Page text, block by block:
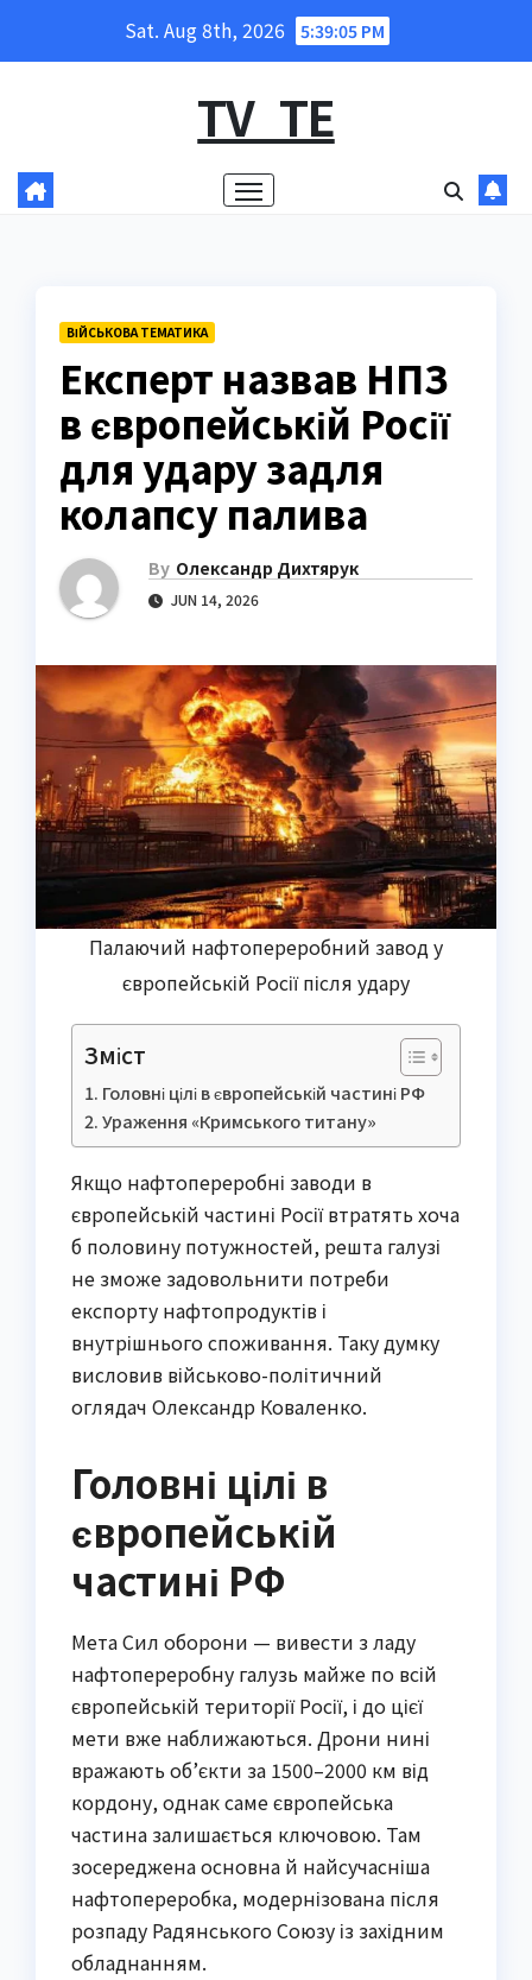
Sat. Aug 8th, 2026 5:39:06 PM
TV_TE
ВІЙСЬКОВА ТЕМАТИКА
Експерт назвав НПЗ
в європейській Росії
для удару задля
колапсу палива
By Олександр Дихтярук
JUN 14, 2026
Палаючий нафтопереробний завод у
європейській Росії після удару
Зміст
Головні цілі в європейській частині РФ
Ураження «Кримського титану»
Якщо нафтопереробні заводи в
європейській частині Росії втратять хоча
б половину потужностей, решта галузі
не зможе задовольнити потреби
експорту нафтопродуктів і
внутрішнього споживання. Таку думку
висловив військово-політичний
оглядач Олександр Коваленко.
Головні цілі в
європейській
частині РФ
Мета Сил оборони — вивести з ладу
нафтопереробну галузь майже по всій
європейській території Росії, і до цієї
мети вже наближаються. Дрони нині
вражають об’єкти за 1500–2000 км від
кордону, однак саме європейська
частина залишається ключовою. Там
зосереджена основна й найсучасніша
нафтопереробка, модернізована після
розпаду Радянського Союзу із західним
обладнанням.